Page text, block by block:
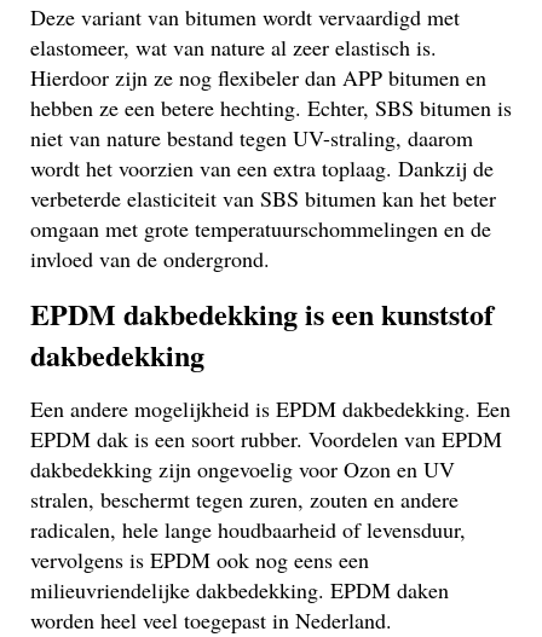
Deze variant van bitumen wordt vervaardigd met
elastomeer, wat van nature al zeer elastisch is.
Hierdoor zijn ze nog flexibeler dan APP bitumen en
hebben ze een betere hechting. Echter, SBS bitumen is
niet van nature bestand tegen UV-straling, daarom
wordt het voorzien van een extra toplaag. Dankzij de
verbeterde elasticiteit van SBS bitumen kan het beter
omgaan met grote temperatuurschommelingen en de
invloed van de ondergrond.
EPDM dakbedekking is een kunststof
dakbedekking
Een andere mogelijkheid is EPDM dakbedekking. Een
EPDM dak is een soort rubber. Voordelen van EPDM
dakbedekking zijn ongevoelig voor Ozon en UV
stralen, beschermt tegen zuren, zouten en andere
radicalen, hele lange houdbaarheid of levensduur,
vervolgens is EPDM ook nog eens een
milieuvriendelijke dakbedekking. EPDM daken
worden heel veel toegepast in Nederland.